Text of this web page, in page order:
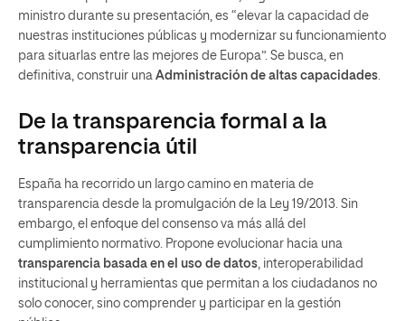
ministro durante su presentación, es “elevar la capacidad de
nuestras instituciones públicas y modernizar su funcionamiento
para situarlas entre las mejores de Europa”. Se busca, en
definitiva, construir una Administración de altas capacidades
De la transparencia formal a la
transparencia útil
España ha recorrido un largo camino en materia de
transparencia desde la promulgación de la Ley 19/2013. Sin
embargo, el enfoque del consenso va más allá del
cumplimiento normativo. Propone evolucionar hacia una
transparencia basada en el uso de datos , interoperabilidad
institucional y herramientas que permitan a los ciudadanos no
solo conocer, sino comprender y participar en la gestión